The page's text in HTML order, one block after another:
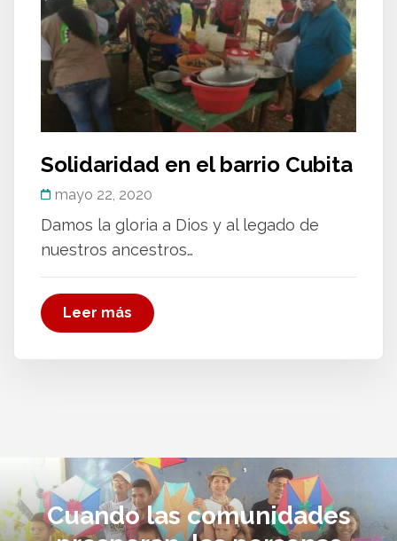
Solidaridad en el barrio Cubita
mayo 22, 2020
Damos la gloria a Dios y al legado de
nuestros ancestros…
Leer más
Cuando las comunidades